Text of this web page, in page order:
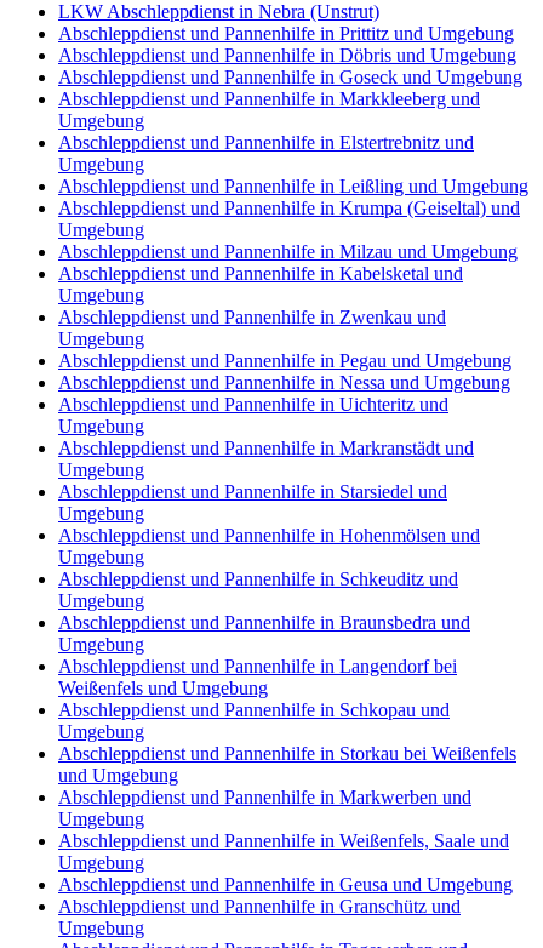
LKW Abschleppdienst in Nebra (Unstrut)
Abschleppdienst und Pannenhilfe in Prittitz und Umgebung
Abschleppdienst und Pannenhilfe in Döbris und Umgebung
Abschleppdienst und Pannenhilfe in Goseck und Umgebung
Abschleppdienst und Pannenhilfe in Markkleeberg und
Umgebung
Abschleppdienst und Pannenhilfe in Elstertrebnitz und
Umgebung
Abschleppdienst und Pannenhilfe in Leißling und Umgebung
Abschleppdienst und Pannenhilfe in Krumpa (Geiseltal) und
Umgebung
Abschleppdienst und Pannenhilfe in Milzau und Umgebung
Abschleppdienst und Pannenhilfe in Kabelsketal und
Umgebung
Abschleppdienst und Pannenhilfe in Zwenkau und
Umgebung
Abschleppdienst und Pannenhilfe in Pegau und Umgebung
Abschleppdienst und Pannenhilfe in Nessa und Umgebung
Abschleppdienst und Pannenhilfe in Uichteritz und
Umgebung
Abschleppdienst und Pannenhilfe in Markranstädt und
Umgebung
Abschleppdienst und Pannenhilfe in Starsiedel und
Umgebung
Abschleppdienst und Pannenhilfe in Hohenmölsen und
Umgebung
Abschleppdienst und Pannenhilfe in Schkeuditz und
Umgebung
Abschleppdienst und Pannenhilfe in Braunsbedra und
Umgebung
Abschleppdienst und Pannenhilfe in Langendorf bei
Weißenfels und Umgebung
Abschleppdienst und Pannenhilfe in Schkopau und
Umgebung
Abschleppdienst und Pannenhilfe in Storkau bei Weißenfels
und Umgebung
Abschleppdienst und Pannenhilfe in Markwerben und
Umgebung
Abschleppdienst und Pannenhilfe in Weißenfels, Saale und
Umgebung
Abschleppdienst und Pannenhilfe in Geusa und Umgebung
Abschleppdienst und Pannenhilfe in Granschütz und
Umgebung